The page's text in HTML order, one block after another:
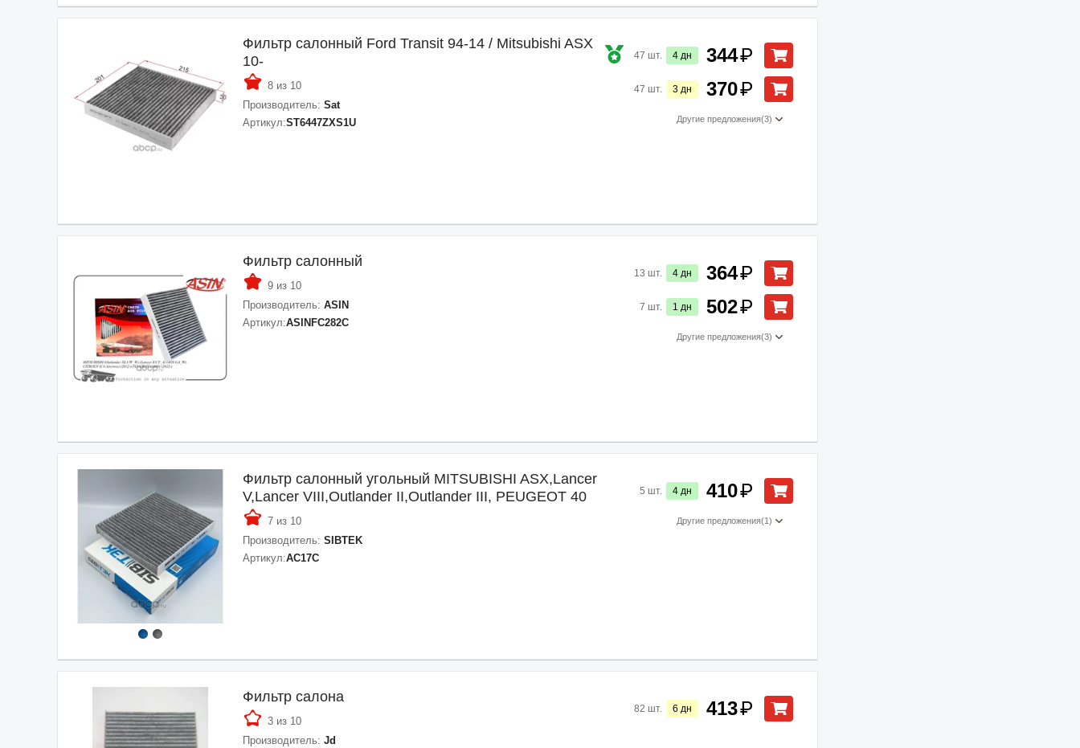
Фильтр салонный Ford Transit 94-14 / Mitsubishi ASX
10-
8 из 10
Производитель: Sat
Артикул:ST6447ZXS1U
47 шт. 4 дн 344₽
47 шт. 3 дн 370₽
Другие предложения(3)
Фильтр салонный
9 из 10
Производитель: ASIN
Артикул:ASINFC282C
13 шт. 4 дн 364₽
7 шт. 1 дн 502₽
Другие предложения(3)
Фильтр салонный угольный MITSUBISHI ASX,Lancer
V,Lancer VIII,Outlander II,Outlander III, PEUGEOT 40
7 из 10
Производитель: SIBTEK
Артикул:AC17C
5 шт. 4 дн 410₽
Другие предложения(1)
Фильтр салона
3 из 10
Производитель: Jd
82 шт. 6 дн 413₽